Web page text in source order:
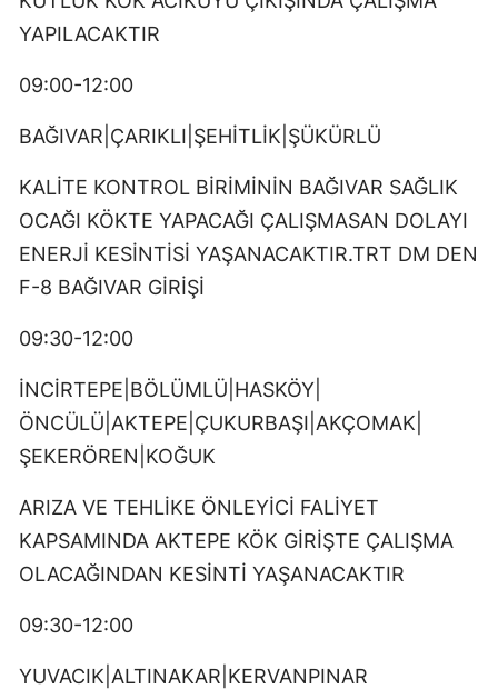
YAPILACAKTIR
09:00-12:00
BAĞIVAR|ÇARIKLI|ŞEHİTLİK|ŞÜKÜRLÜ
KALİTE KONTROL BİRİMİNİN BAĞIVAR SAĞLIK
OCAĞI KÖKTE YAPACAĞI ÇALIŞMASAN DOLAYI
ENERJİ KESİNTİSİ YAŞANACAKTIR.TRT DM DEN
F-8 BAĞIVAR GİRİŞİ
09:30-12:00
İNCİRTEPE|BÖLÜMLÜ|HASKÖY|
ÖNCÜLÜ|AKTEPE|ÇUKURBAŞI|AKÇOMAK|
ŞEKERÖREN|KOĞUK
ARIZA VE TEHLİKE ÖNLEYİCİ FALİYET
KAPSAMINDA AKTEPE KÖK GİRİŞTE ÇALIŞMA
OLACAĞINDAN KESİNTİ YAŞANACAKTIR
09:30-12:00
YUVACIK|ALTINAKAR|KERVANPINAR